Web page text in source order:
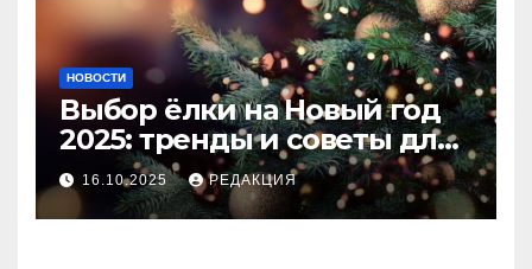
НОВОСТИ
Выбор ёлки на Новый год
2025: тренды и советы для
идеального праздника
16.10.2025 РЕДАКЦИЯ